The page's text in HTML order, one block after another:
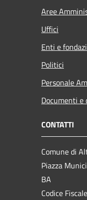
Aree
Uffici
Enti e
Politici
Personale
Documenti e
CONTATTI
Comune di
Piazza
BA
Codice